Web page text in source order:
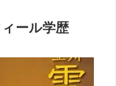
ール学歴